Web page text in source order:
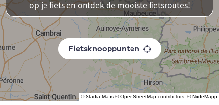
©Stadia Maps ©OpenStreetMap contributors, ©NodeMapp
op je fiets en ontdek de mooiste fietsroutes!
Fietsknooppunten